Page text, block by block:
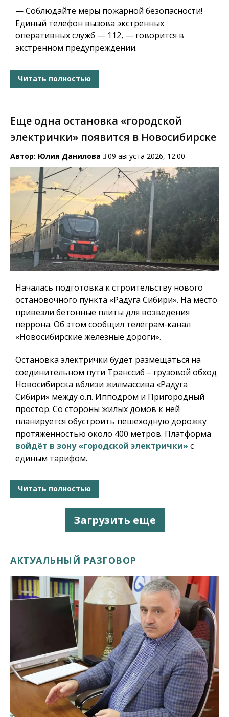
— Соблюдайте меры пожарной безопасности!
Единый телефон вызова экстренных
оперативных служб — 112, — говорится в
экстренном предупреждении.
Читать полностью
Еще одна остановка «городской
электрички» появится в Новосибирске
Автор: Юлия Данилова 09 августа 2026, 12:00
Началась подготовка к строительству нового
остановочного пункта «Радуга Сибири». На место
привезли бетонные плиты для возведения
перрона. Об этом сообщил телеграм-канал
«Новосибирские железные дороги».
Остановка электрички будет размещаться на
соединительном пути Транссиб – грузовой обход
Новосибирска вблизи жилмассива «Радуга
Сибири» между о.п. Ипподром и Пригородный
простор. Со стороны жилых домов к ней
планируется обустроить пешеходную дорожку
протяженностью около 400 метров. Платформа
войдёт в зону «городской электрички» с
единым тарифом.
Читать полностью
Загрузить еще
АКТУАЛЬНЫЙ РАЗГОВОР